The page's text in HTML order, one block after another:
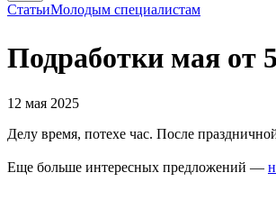
СтатьиМолодым специалистам
Подработки мая от
12 мая 2025
Делу время, потехе час. После
Еще больше интересных предложений —